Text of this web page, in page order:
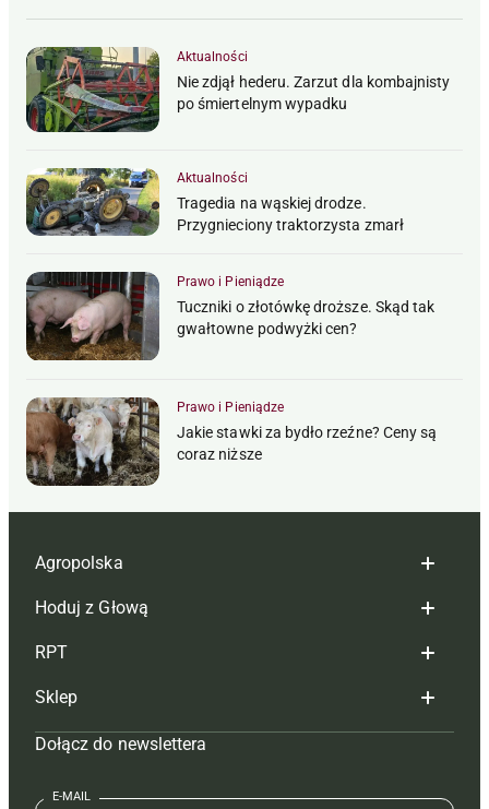
Aktualności
Nie zdjął hederu. Zarzut dla kombajnisty
po śmiertelnym wypadku
Aktualności
Tragedia na wąskiej drodze.
Przygnieciony traktorzysta zmarł
Prawo i Pieniądze
Tuczniki o złotówkę droższe. Skąd tak
gwałtowne podwyżki cen?
Prawo i Pieniądze
Jakie stawki za bydło rzeźne? Ceny są
coraz niższe
Agropolska
Redakcja
Reklama
Tagi
Mapa serwisu
Kontakt
Hoduj z Głową
Hoduj z głową bydło
Hoduj z głową świnie
Prenumerata
Redakcja
RPT
Redakcja
Prenumerata
Reklama
Sklep
Czasopisma i prenumerata
Książki
Dołącz do newslettera
E-MAIL